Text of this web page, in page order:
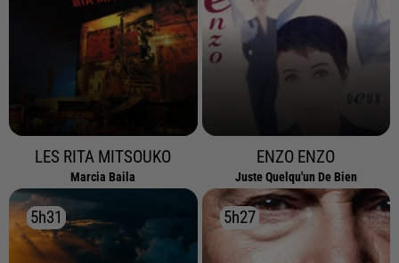
LES RITA MITSOUKO
Marcia Baila
ENZO ENZO
Juste Quelqu'un De Bien
5h31
5h31 5h27
5h27